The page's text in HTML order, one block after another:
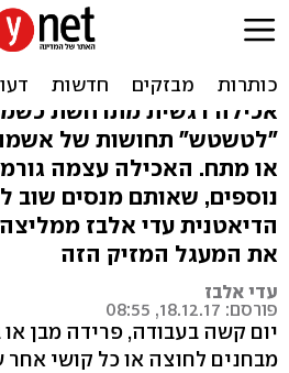
אכילה רגשית:
אכילה רגשית מתרחשת
"לטשטש" תחושות של
או מתח. האכילה עצמה
נוספים, שאותם מנסים שוב
הדיאטנית עדי אלבז
את המעגל המזיק הזה
עדי אלבז
פורסם: 18.12.17, 08:55
יום קשה בעבודה, פרידה מבן
מבחנים לחוצה או כל קושי אחר